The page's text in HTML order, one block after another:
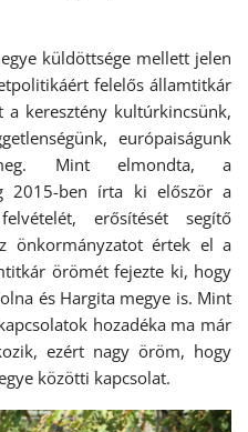
küldöttsége mellett jelen
felelős államtitkár
a keresztény kultúrkincsünk,
európaiságunk
Mint elmondta, a
2015-ben írta ki először a
erősítését segítő
önkormányzatot értek el a
örömét fejezte ki, hogy
és Hargita megye is. Mint
hozadéka ma már
ezért nagy öröm, hogy
közötti kapcsolat.